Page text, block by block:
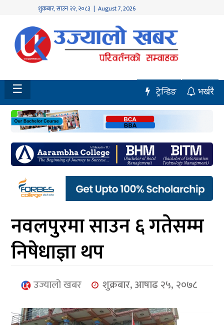
शुक्रबार,साउन २२, २०८३ | August 7, 2026
होमपेज
नवलपुर
विशेष
मध्य
नेपाल
चितवन
सेरोफेरो
समाचार
आर्थिक
मनोरञ्जन
खेलकुद
प्रबास
☰ भर्खरै
ट्रेन्डिङ
नवलपुरमा साउन ६ गतेसम्म
निषेधाज्ञा थप
उज्यालो खबर शुक्रबार, आषाढ २५, २०७८